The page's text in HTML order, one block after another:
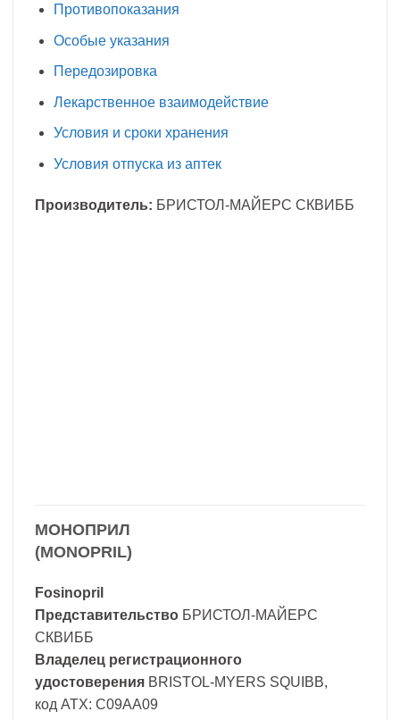
Противопоказания
Особые указания
Передозировка
Лекарственное взаимодействие
Условия и сроки хранения
Условия отпуска из аптек
Производитель: БРИСТОЛ-МАЙЕРС СКВИББ
МОНОПРИЛ
(MONOPRIL)
Fosinopril
Представительство БРИСТОЛ-МАЙЕРС
СКВИББ
Владелец регистрационного
удостоверения BRISTOL-MYERS SQUIBB,
код ATX: C09AA09